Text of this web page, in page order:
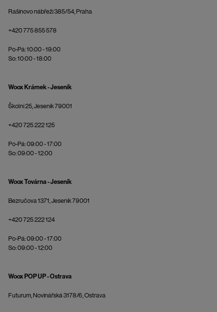
Rašínovo nábřeží 385/54, Praha
+420 775 855 578
Po-Pá: 10:00 - 19:00
So: 10:00 - 18:00
Woox Krámek - Jeseník
Školní 25, Jeseník 79001
+420 725 222 125
Po-Pá: 09:00 - 17:00
So: 09:00 - 12:00
Woox Továrna - Jeseník
Bezručova 1371, Jeseník 79001
+420 725 222 124
Po-Pá: 09:00 - 17:00
So: 09:00 - 12:00
Woox POP UP - Ostrava
Futurum, Novinářská 3178/6, Ostrava